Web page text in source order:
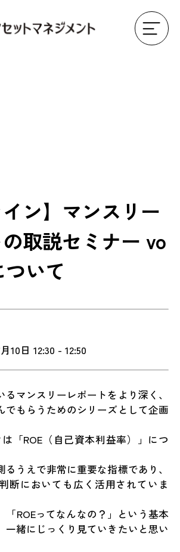
イン】マンスリー
取説セミナー vo
ついて
10日 12:30 - 12:50
るマンスリーレポートをより深く、
でもらうためのシリーズとして企画
「ROE（自己資本利益率）」につ
うえで非常に重要な指標であり、
断においても広く活用されていま
「ROEってなんなの？」という基本
一緒にじっくり見ていきたいと思い